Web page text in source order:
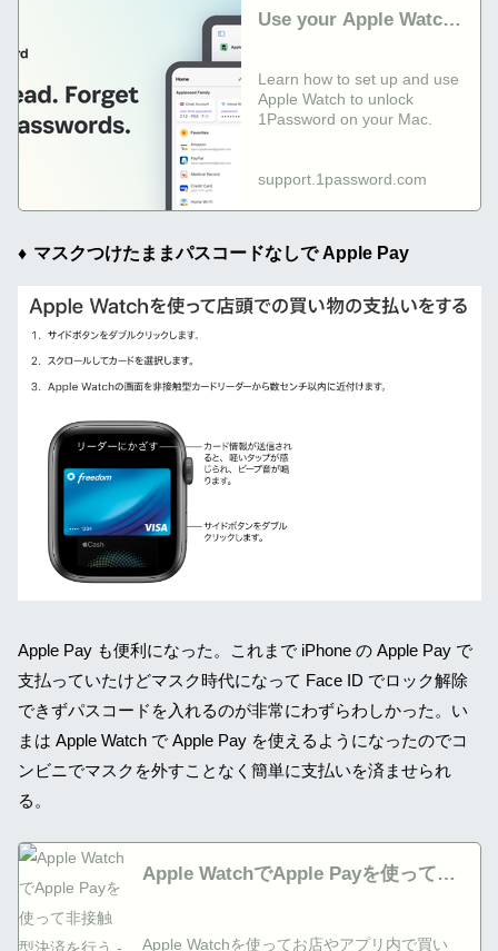
Use your Apple Watch
on your Mac |
1Password Support
Learn how to set up and use
Apple Watch to unlock
1Password on your Mac.
support.1password.com
マスクつけたままパスコードなしで Apple Pay
Apple Pay も便利になった。これまで iPhone の Apple Pay で
支払っていたけどマスク時代になって Face ID でロック解除
できずパスコードを入れるのが非常にわずらわしかった。い
まは Apple Watch で Apple Pay を使えるようになったのでコ
ンビニでマスクを外すことなく簡単に支払いを済ませられ
る。
Apple WatchでApple Payを使って非
(日本)
Apple Watchを使ってお店やアプリ内で買い